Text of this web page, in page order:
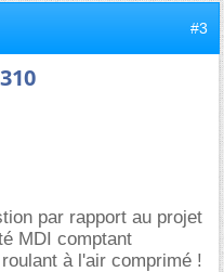
#3
par rapport au projet
MDI comptant
à l'air comprimé !